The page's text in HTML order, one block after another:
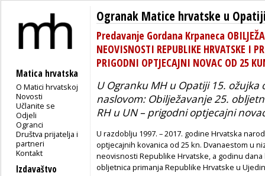
Matica hrvatska
O Matici hrvatskoj
Novosti
Učlanite se
Odjeli
Ogranci
Društva prijatelja i
partneri
Kontakt
Izdavaštvo
Ogranak Matice hrvatske u
Predavanje Gordana Krpaneca
NEOVISNOSTI REPUBLIKE HRVATSKE I
PRIGODNI OPTJECAJNI NOVAC OD 25
U Ogranku MH u Opatiji 15.
naslovom: Obilježavanje 25.
RH u UN – prigodni optjecajni
U razdoblju 1997. – 2017. godine Hrvatska
optjecajnih kovanica od 25 kn. Dvanaestom u
neovisnosti Republike Hrvatske, a godinu
obljetnica primanja Republike Hrvatske u